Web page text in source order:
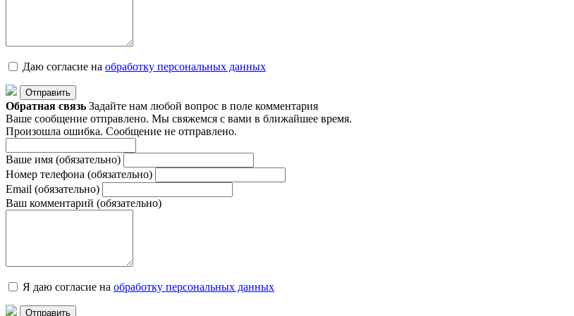
Даю согласие на обработку персональныx данных
Отправить
Обратная связь Задайте нам любой вопрос в поле комментария
Ваше сообщение отправлено. Мы свяжемся с вами в ближайшее время.
Произошла ошибка. Сообщение не отправлено.
Ваше имя (обязательно)
Номер телефона (обязательно)
Email (обязательно)
Ваш комментарий (обязательно)
Я даю согласие на обработку персональныx данных
Отправить